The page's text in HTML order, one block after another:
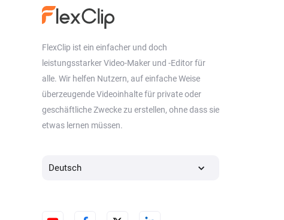
FlexClip ist ein einfacher und doch
leistungsstarker Video-Maker und -Editor für
alle. Wir helfen Nutzern, auf einfache Weise
überzeugende Videoinhalte für private oder
geschäftliche Zwecke zu erstellen, ohne dass sie
etwas lernen müssen.
Deutsch